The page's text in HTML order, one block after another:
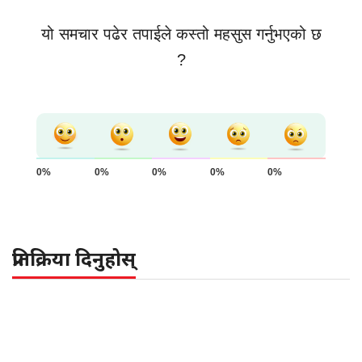
यो समचार पढेर तपाईले कस्तो महसुस गर्नुभएको छ
?
0% 0% 0% 0% 0%
प्रतिक्रिया दिनुहोस्